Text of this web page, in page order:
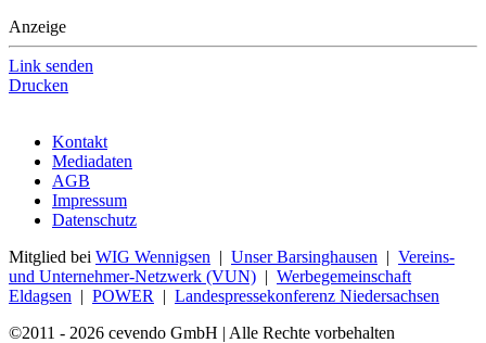
Anzeige
Link senden
Drucken
Kontakt
Mediadaten
AGB
Impressum
Datenschutz
Mitglied bei WIG Wennigsen | Unser Barsinghausen | Vereins-
und Unternehmer-Netzwerk (VUN) | Werbegemeinschaft
Eldagsen | POWER | Landespressekonferenz Niedersachsen
©2011 - 2026 cevendo GmbH | Alle Rechte vorbehalten